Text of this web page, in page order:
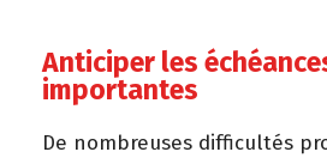
Anticiper les
importantes
De nombreuses difficultés